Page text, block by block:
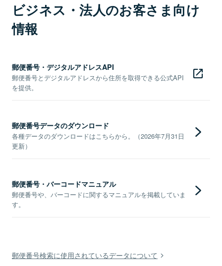
ビジネス・法人のお客さま向け
情報
郵便番号・デジタルアドレスAPI
郵便番号とデジタルアドレスから住所を取得できる公式API
を提供。
郵便番号データのダウンロード
各種データのダウンロードはこちらから。（2026年7月31日
更新）
郵便番号・バーコードマニュアル
郵便番号や、バーコードに関するマニュアルを掲載していま
す。
郵便番号検索に使用されているデータについて